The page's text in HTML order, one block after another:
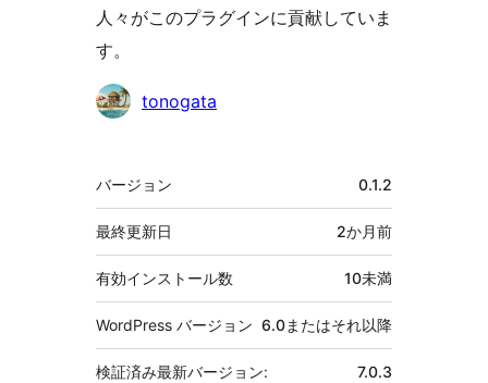
人々がこのプラグインに貢献していま
す。
貢
tonogata
メ
タ
バージョン 0.1.2
最終更新日 2か月前
有効インストール数 10未満
WordPress バージョン 6.0またはそれ以降
検証済み最新バージョン: 7.0.3